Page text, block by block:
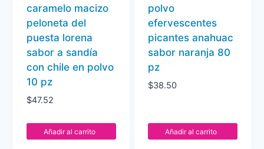
caramelo macizo
peloneta del
puesta lorena
sabor a sandía
con chile en polvo
10 pz
$47.52
Añadir al carrito
polvo
efervescentes
picantes anahuac
sabor naranja 80
pz
$38.50
Añadir al carrito